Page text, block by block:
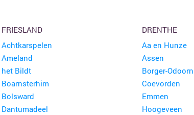
FRIESLAND
Achtkarspelen
Ameland
het Bildt
Boarnsterhim
Bolsward
Dantumadeel
DRENTHE
Aa en Hunze
Assen
Borger-Odoorn
Coevorden
Emmen
Hoogeveen